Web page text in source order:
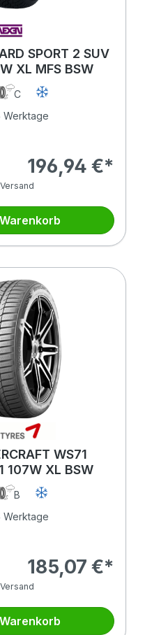
SPORT 2 SUV
XL MFS BSW
C
Werktage
196,94 €*
WS71
107W XL BSW
B
Werktage
185,07 €*